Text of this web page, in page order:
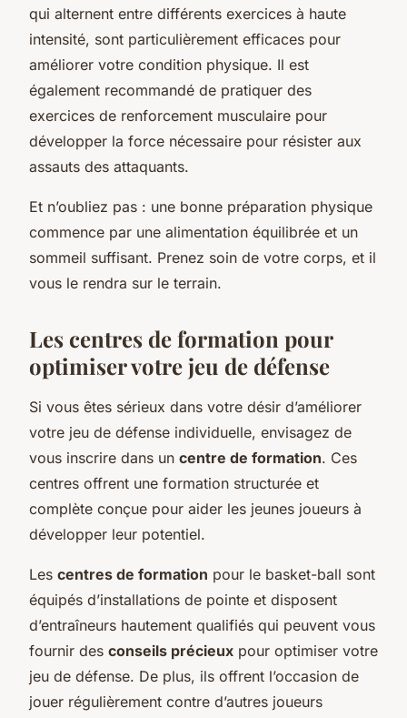
qui alternent entre différents exercices à haute
intensité, sont particulièrement efficaces pour
améliorer votre condition physique. Il est
également recommandé de pratiquer des
exercices de renforcement musculaire pour
développer la force nécessaire pour résister aux
assauts des attaquants.
Et n’oubliez pas : une bonne préparation physique
commence par une alimentation équilibrée et un
sommeil suffisant. Prenez soin de votre corps, et il
vous le rendra sur le terrain.
Les centres de formation pour
optimiser votre jeu de défense
Si vous êtes sérieux dans votre désir d’améliorer
votre jeu de défense individuelle, envisagez de
vous inscrire dans un centre de formation. Ces
centres offrent une formation structurée et
complète conçue pour aider les jeunes joueurs à
développer leur potentiel.
Les centres de formation pour le basket-ball sont
équipés d’installations de pointe et disposent
d’entraîneurs hautement qualifiés qui peuvent vous
fournir des conseils précieux pour optimiser votre
jeu de défense. De plus, ils offrent l’occasion de
jouer régulièrement contre d’autres joueurs